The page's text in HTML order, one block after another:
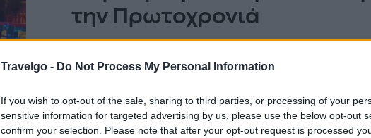
Travelgo - Do Not Process My Personal Information
If you wish to opt-out of the sale, sharing to third parties, or processing of your
sensitive information for targeted advertising by us, please use the below opt-out
confirm your selection. Please note that after your opt-out request is processed
την Πρωτοχρονιά
Γιορτινοί προορισμοί για αξέχαστες στιγμές
εξορμήσεις στην ελληνική φύση.